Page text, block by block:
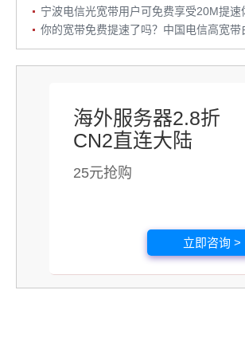
宁波电信光宽带用户可免费享受20M提速
你的宽带免费提速了吗？中国电信高宽带
海外服务器2.8折
CN2直连大陆
25元抢购
立即咨询 >